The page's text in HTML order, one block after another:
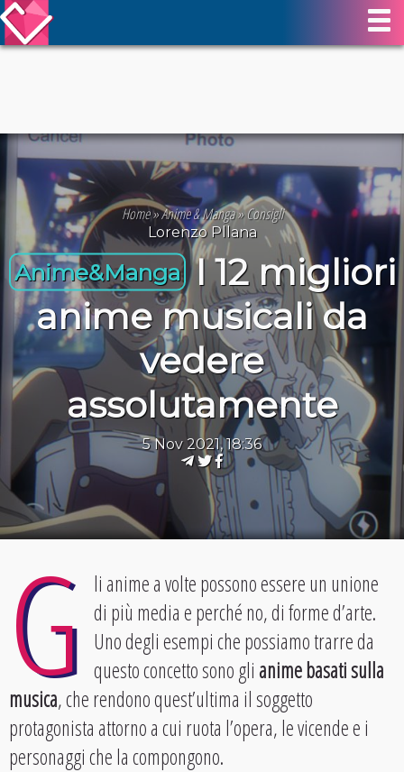
Home»Anime & Manga»Consigli
Lorenzo Pllana
Anime&Manga I 12 migliori
anime musicali da
vedere
assolutamente
5 Nov 2021, 18:36
G li anime a volte possono essere un unione
di più media e perché no, di forme d’arte.
Uno degli esempi che possiamo trarre da
questo concetto sono glianime basati sulla
musica, che rendono quest’ultima il soggetto
protagonista attorno a cui ruota l’opera, le vicende e i
personaggi che la compongono.